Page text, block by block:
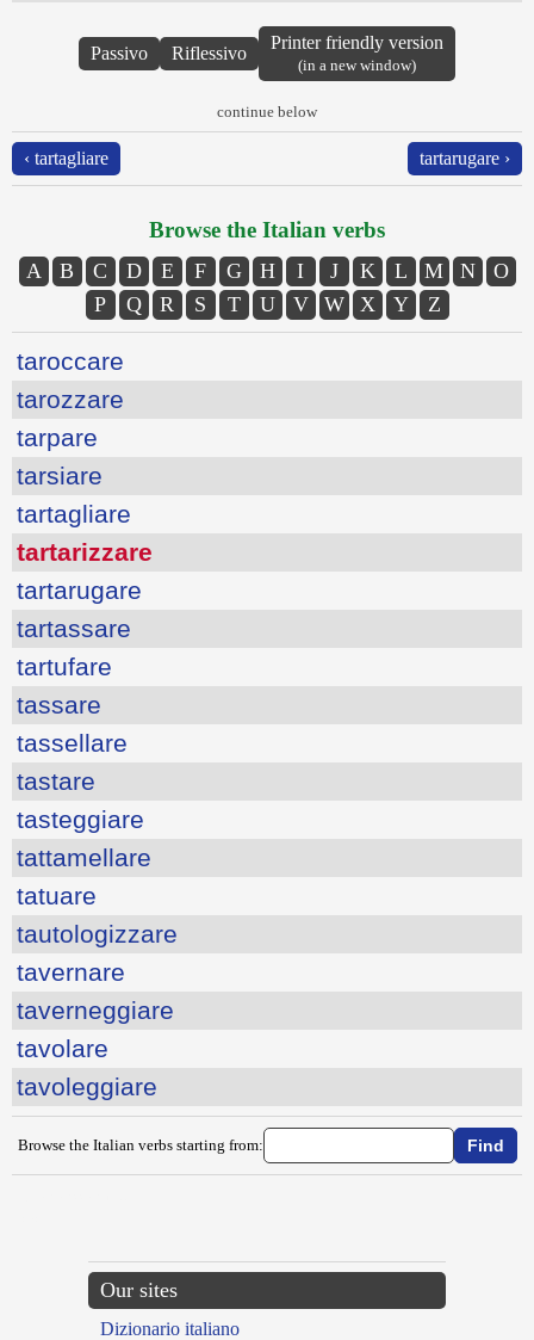
Passivo Riflessivo
Printer friendly version
(in a new window)
continue below
‹ tartagliare tartarugare ›
Browse the Italian verbs
A B C D E F G H I J K L M N
O
P
Q R S T U V W X Y Z
taroccare
tarozzare
tarpare
tarsiare
tartagliare
tartarizzare
tartarugare
tartassare
tartufare
tassare
tassellare
tastare
tasteggiare
tattamellare
tatuare
tautologizzare
tavernare
taverneggiare
tavolare
tavoleggiare
Browse the Italian verbs starting from:
Our sites
Dizionario italiano